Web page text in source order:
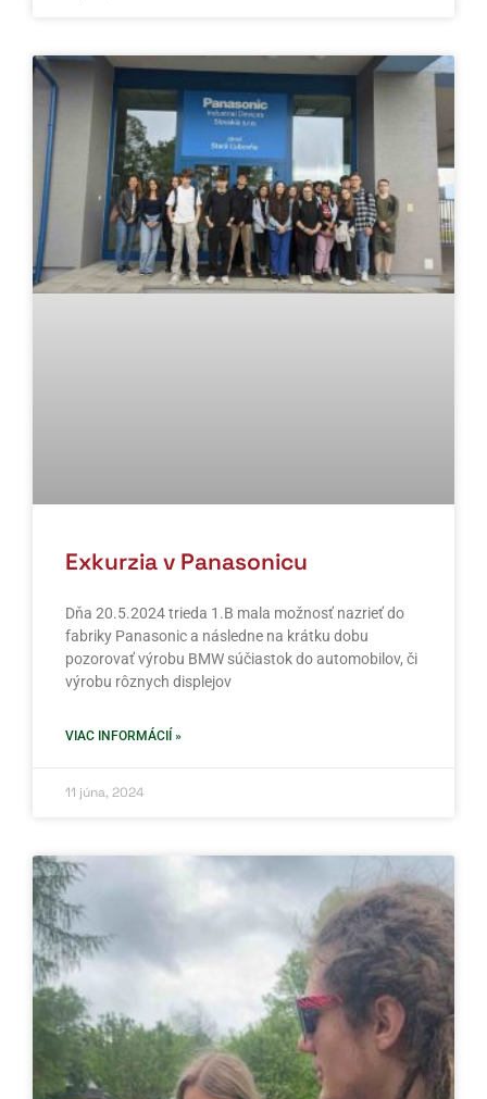
Exkurzia v Panasonicu
Dňa 20.5.2024 trieda 1.B mala možnosť nazrieť do
fabriky Panasonic a následne na krátku dobu
pozorovať výrobu BMW súčiastok do automobilov, či
výrobu rôznych displejov
VIAC INFORMÁCIÍ »
11 júna, 2024